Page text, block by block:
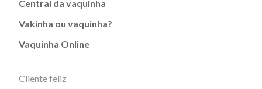
Central da vaquinha
Vakinha ou vaquinha?
Vaquinha Online
Cliente feliz